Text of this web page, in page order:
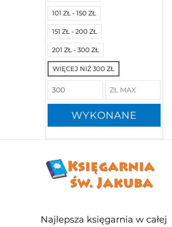
101 ZŁ - 150 ZŁ
151 ZŁ - 200 ZŁ
201 ZŁ - 300 ZŁ
WIĘCEJ NIŻ 300 ZŁ
WYKONANE
Najlepsza księgarnia w całej